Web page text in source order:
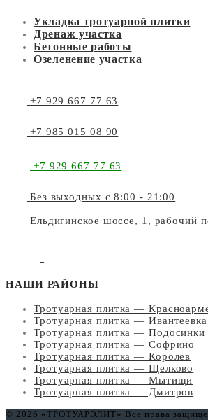
Укладка тротуарной плитки
Дренаж участка
Бетонные работы
Озеленение участка
+7 929 667 77 63
+7 985 015 08 90
+7 929 667 77 63
Без выходных с 8:00 - 21:00
Ельдигинское шоссе, 1, рабочий
НАШИ РАЙОНЫ
Тротуарная плитка —
Тротуарная плитка — Ивантеевка
Тротуарная плитка — Подосинки
Тротуарная плитка — Софрино
Тротуарная плитка — Королев
Тротуарная плитка — Щелково
Тротуарная плитка — Мытищи
Тротуарная плитка — Дмитров
© 2026 «ТРОТУАРЭЛИТ» Все права